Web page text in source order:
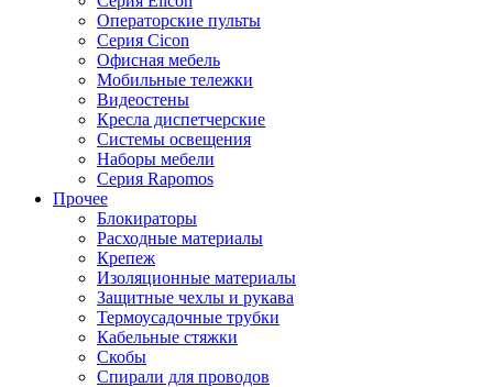
Операторские пульты
Серия Cicon
Офисная мебель
Мобильные тележки
Видеостены
Кресла диспетчерские
Системы освещения
Наборы мебели
Серия Rapomos
Прочее
Блокираторы
Расходные материалы
Крепеж
Изоляционные материалы
Защитные чехлы и рукава
Термоусадочные трубки
Кабельные стяжки
Скобы
Спирали для проводов